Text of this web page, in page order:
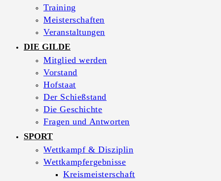
Training
Meisterschaften
Veranstaltungen
DIE GILDE
Mitglied werden
Vorstand
Hofstaat
Der Schießstand
Die Geschichte
Fragen und Antworten
SPORT
Wettkampf & Disziplin
Wettkampfergebnisse
Kreismeisterschaft